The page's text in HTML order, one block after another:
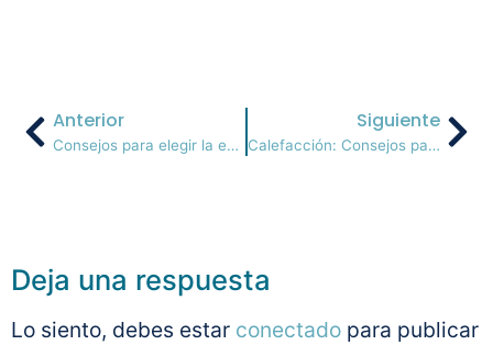
Anterior
Consejos para elegir la encimera de tu cocina
Siguiente
Calefacción: Consejos para ahorrar en tu hogar
Deja una respuesta
Lo siento, debes estar conectado para publicar